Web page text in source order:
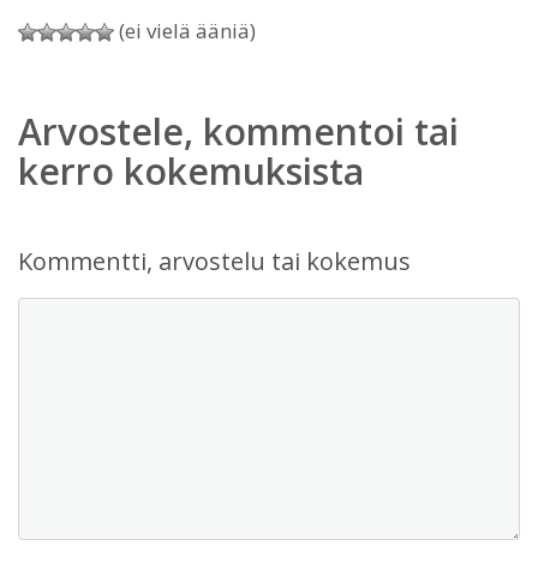
(ei vielä ääniä)
Arvostele, kommentoi tai
kerro kokemuksista
Kommentti, arvostelu tai kokemus